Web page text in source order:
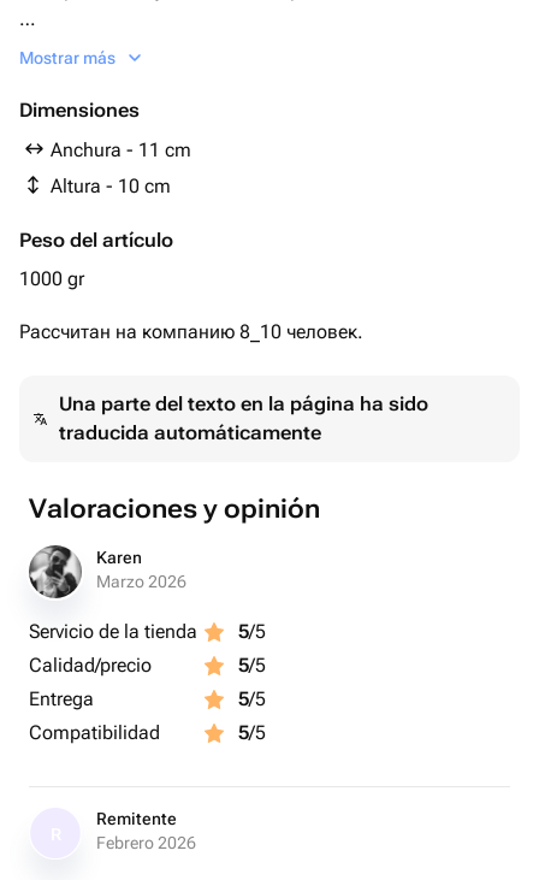
Крем: сгущенное молоко с маслом
Крем снаружи сливки, сахар
Начинка: с вафлями,
Начинка и бисквит можно изменить.
Mostrar más
Dimensiones
Anchura - 11 cm
Altura - 10 cm
Peso del artículo
1000 gr
Рассчитан на компанию 8_10 человек.
Una parte del texto en la página ha sido
traducida automáticamente
Valoraciones y opinión
Karen
Marzo 2026
Servicio de la tienda 5/5
Calidad/precio
5/5
Entrega
5/5
Compatibilidad
5/5
Remitente
Febrero 2026